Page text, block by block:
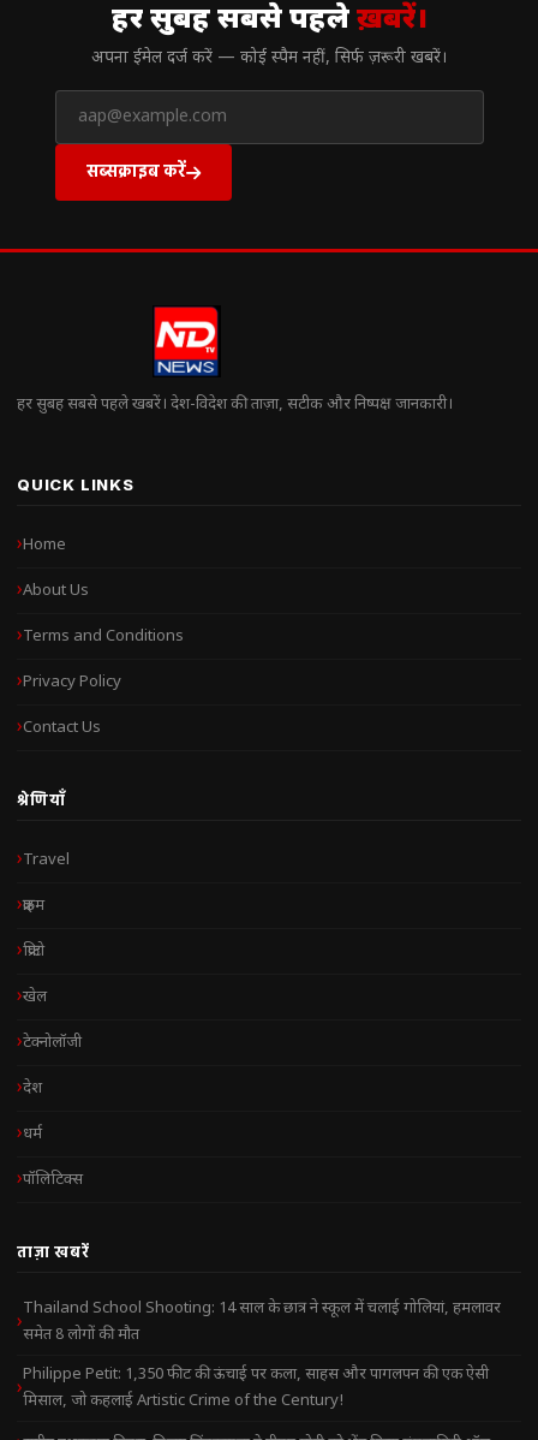
हर सुबह सबसे पहलेख़बरें।
अपना ईमेल दर्ज करें — कोई स्पैम नहीं, सिर्फ ज़रूरी खबरें।
सब्सक्राइब करें
हर सुबह सबसे पहले खबरें। देश-विदेश की ताज़ा, सटीक और निष्पक्ष जानकारी।
QUICK LINKS
Home
About Us
Terms and Conditions
Privacy Policy
Contact Us
श्रेणियाँ
Travel
क्राइम
क्रिप्टो
खेल
टेक्नोलॉजी
देश
धर्म
पॉलिटिक्स
ताज़ा खबरें
Thailand School Shooting: 14 साल के छात्र ने स्कूल में चलाई गोलियां, हमलावर
समेत 8 लोगों की मौत
Philippe Petit: 1,350 फीट की ऊंचाई पर कला, साहस और पागलपन की एक ऐसी
मिसाल, जो कहलाई Artistic Crime of the Century!